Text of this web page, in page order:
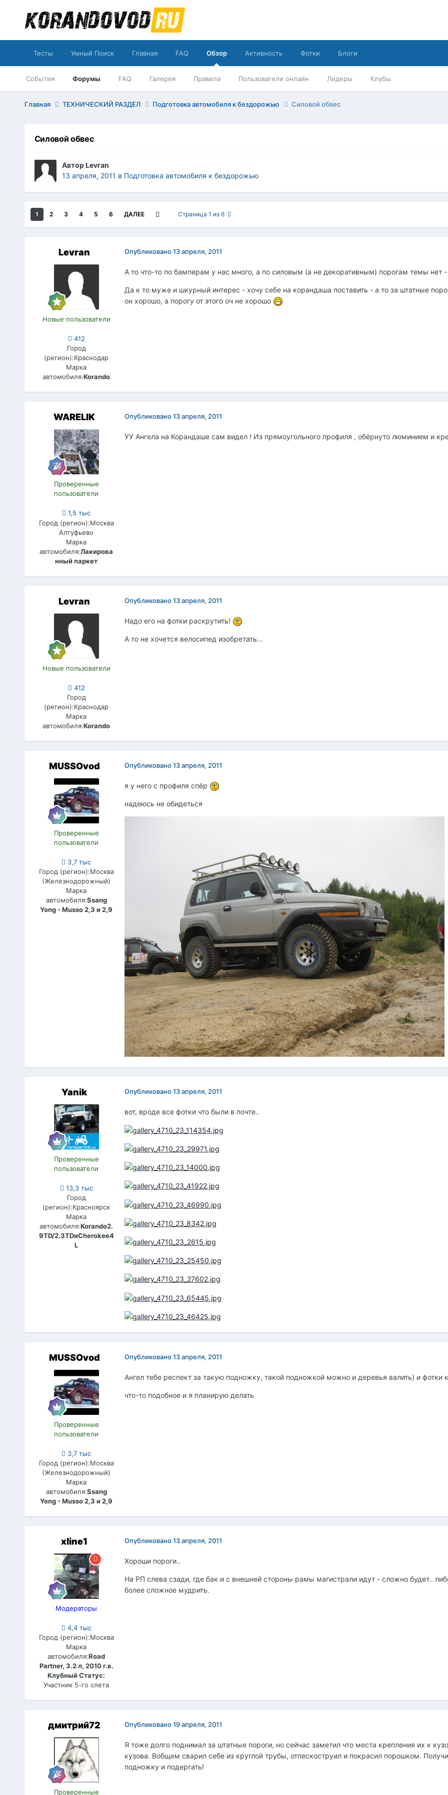
Тесты Умный Поиск Главная FAQ Обзор
События Форумы FAQ Галерея Правила Пользователи онлайн Лидеры Клубы
Активность Фотки Блоги
Главная ТЕХНИЧЕСКИЙ РАЗДЕЛ Подготовка автомобиля к бездорожью Силовой обвес
Силовой обвес
АвторLevran
13 апреля, 2011 в Подготовка автомобиля к бездорожью
1 2 3 4 5 6 ДАЛЕЕ Страница 1 из 6
Levran
Новые пользователи
412
Город
(регион):Краснодар
Марка
автомобиля:Korando
Опубликовано13 апреля, 2011
А то что-то по бамперам у нас много, а по силовым (а не декоративным) порогам темы нет
Да к то муже и шкурный интерес - хочу себе на корандаша поставить - а то за штатные
он хорошо, а порогу от этого оч не хорошо
WARELIK
Проверенные
пользователи
1,5 тыс
Город (регион):Москва
Алтуфьево
Марка
автомобиля:Лакирова
нный паркет
Опубликовано13 апреля, 2011
УУ Ангела на Корандаше сам видел ! Из прямоугольного профиля , обёрнуто люминием и
Levran
Новые пользователи
412
Город
(регион):Краснодар
Марка
автомобиля:Korando
Опубликовано13 апреля, 2011
Надо его на фотки раскрутить!
А то не хочется велосипед изобретать...
MUSSOvod
Проверенные
пользователи
3,7 тыс
Город (регион):Москва
(Железнодорожный)
Марка
автомобиля:Ssang
Yong - Musso 2,3 и 2,9
Опубликовано13 апреля, 2011
я у него с профиля спёр
надеюсь не обидеться
Yanik
Проверенные
пользователи
13,3 тыс
Город
(регион):Красноярск
Марка
автомобиля:Korando2.
9TD/2.3TDиCherokee4
L
Опубликовано13 апреля, 2011
вот, вроде все фотки что были в почте..
MUSSOvod
Проверенные
пользователи
3,7 тыс
Город (регион):Москва
(Железнодорожный)
Марка
автомобиля:Ssang
Yong - Musso 2,3 и 2,9
Опубликовано13 апреля, 2011
Ангел тебе респект за такую подножку, такой подножкой можно и деревья валить) и фотки
что-то подобное и я планирую делать
xline1
Модераторы
4,4 тыс
Город (регион):Москва
Марка
автомобиля:Road
Partner, 3.2 л, 2010 г.в.
Клубный Статус:
Участник 5-го слета
Опубликовано13 апреля, 2011
Хороши пороги..
На РП слева сзади, где бак и с внешней стороны рамы магистрали идут - сложно будет..
более сложное мудрить.
дмитрий72
Проверенные
Опубликовано19 апреля, 2011
Я тоже долго поднимал за штатные пороги, но сейчас заметил что места крепления их к
кузова. Вобщем сварил себе из круглой трубы, отпескоструил и покрасил порошком.
подножку и подергать!